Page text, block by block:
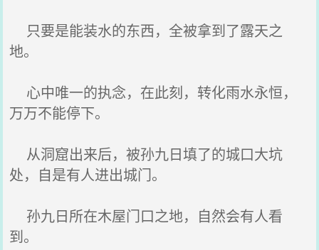
只要是能装水的东西，全被拿到了露天之
地。
心中唯一的执念，在此刻，转化雨水永恒，
万万不能停下。
从洞窟出来后，被孙九日填了的城口大坑
处，自是有人进出城门。
孙九日所在木屋门口之地，自然会有人看
到。